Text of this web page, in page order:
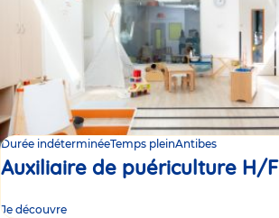
Durée indéterminéeTemps pleinAntibes
Auxiliaire de puériculture H/F
Je découvre